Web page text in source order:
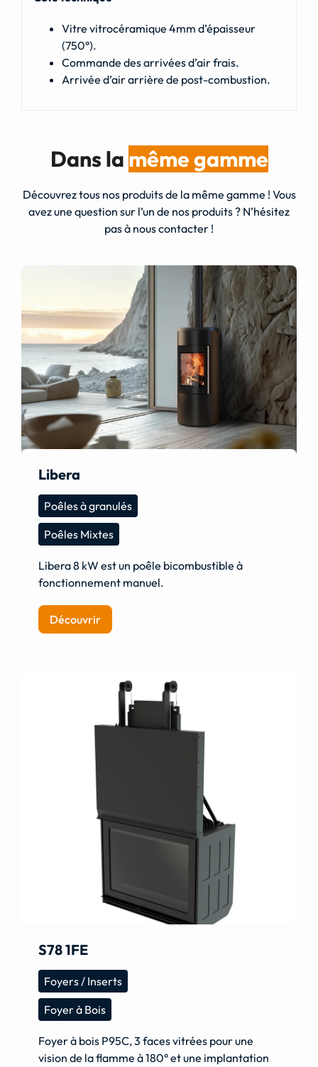
Vitre vitrocéramique 4mm d’épaisseur
(750°).
Commande des arrivées d’air frais.
Arrivée d’air arrière de post-combustion.
Dans la même gamme
Découvrez tous nos produits de la même gamme ! Vous
avez une question sur l’un de nos produits ? N’hésitez
pas à nous contacter !
Libera
Poêles à granulés
Poêles Mixtes
Libera 8 kW est un poêle bicombustible à
fonctionnement manuel.
Découvrir
S78 1FE
Foyers / Inserts
Foyer à Bois
Foyer à bois P95C, 3 faces vitrées pour une
vision de la flamme à 180° et une implantation